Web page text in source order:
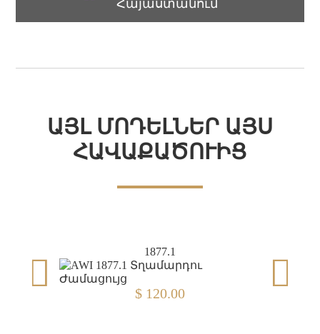
Հայաստանում
ԱՅԼ ՄՈԴԵԼՆԵՐ ԱՅՍ
ՀԱՎԱՔԱԾՈՒԻՑ
1877.1
$ 120.00